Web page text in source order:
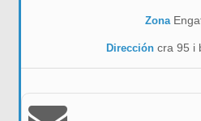
Zona
Dirección cra 95 i